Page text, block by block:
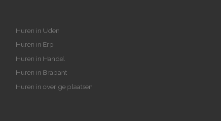
Huren in Uden
Huren in Erp
Huren in Handel
Huren in Brabant
Huren in overige plaatsen